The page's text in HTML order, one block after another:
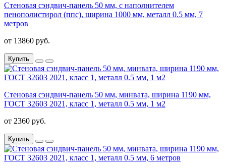
Стеновая сэндвич-панель 50 мм, с наполнителем
пенополистирол (ппс), ширина 1000 мм, металл 0.5 мм, 7
метров
от 13860 руб.
Купить
Стеновая сэндвич-панель 50 мм, минвата, ширина 1190 мм,
ГОСТ 32603 2021, класс 1, металл 0.5 мм, 1 м2
от 2360 руб.
Купить